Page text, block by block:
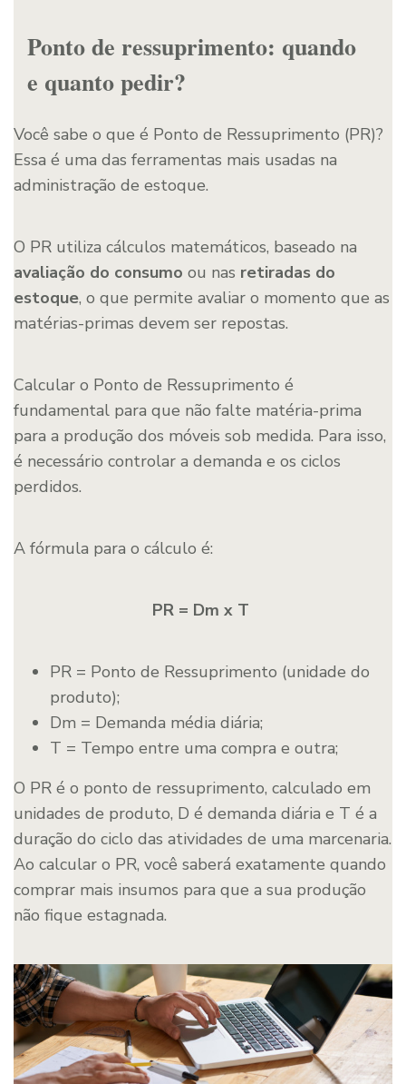
Ponto de ressuprimento: quando
e quanto pedir?
Você sabe o que é Ponto de Ressuprimento (PR)?
Essa é uma das ferramentas mais usadas na
administração de estoque.
O PR utiliza cálculos matemáticos, baseado na
avaliação do consumo ou nas retiradas do
estoque, o que permite avaliar o momento que as
matérias-primas devem ser repostas.
Calcular o Ponto de Ressuprimento é
fundamental para que não falte matéria-prima
para a produção dos móveis sob medida. Para isso,
é necessário controlar a demanda e os ciclos
perdidos.
A fórmula para o cálculo é:
PR = Dm x T
PR = Ponto de Ressuprimento (unidade do
produto);
Dm = Demanda média diária;
T = Tempo entre uma compra e outra;
O PR é o ponto de ressuprimento, calculado em
unidades de produto, D é demanda diária e T é a
duração do ciclo das atividades de uma marcenaria.
Ao calcular o PR, você saberá exatamente quando
comprar mais insumos para que a sua produção
não fique estagnada.